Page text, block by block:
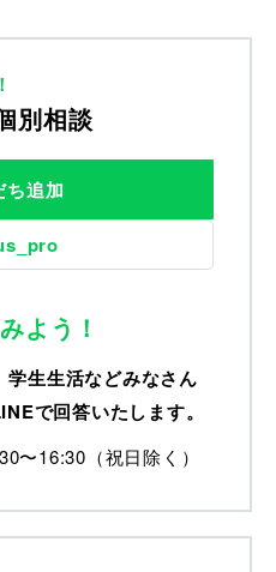
別相談
ち追加
よう！
学生生活などみなさん
で回答いたします。
〜16:30（祝日除く）